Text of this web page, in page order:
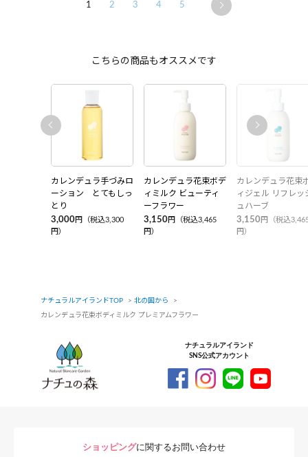
1 2 3 4 5
こちらの商品もオススメです
カレンデュラ手づみロ
ーション とてもしっ
とり
3,000円（税込3,300
円）
カレンデュラ花束ボデ
ィミルク ビューティ
ーフラワー
3,150円（税込3,465
円）
カレンデュラ花束
ィジェル リフレッ
ュハーブ
3,150 円（税込
円）
ナチュラルアイランドTOP 北の国から
カレンデュラ花束ボディミルク プレミアムフラワー
ナチュラルアイランド
SNS公式アカウント
ショッピングに関するお問い合わせ